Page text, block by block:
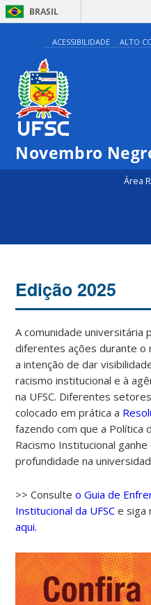
BRASIL
ACESSIBILIDADE ALTO
Novembro
Área
Edição 2025
A comunidade universitária
diferentes ações durante o
a intenção de dar
racismo institucional e à
na UFSC. Diferentes
colocado em prática a
fazendo com que a Política
Racismo Institucional
profundidade na
>> Consulteo Guia de
Institucional da UFSC e siga
aqui.